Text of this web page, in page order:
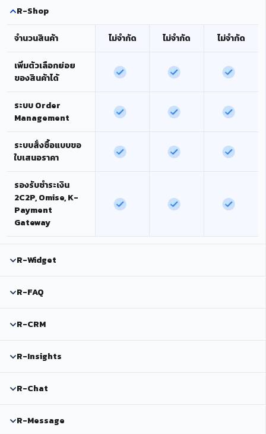
R-Shop
จำนวนสินค้า ไม่จำกัด ไม่จำกัด ไม่จำกัด
เพิ่มตัวเลือกย่อย
ของสินค้าได้
ระบบ Order
Management
ระบบสั่งซื้อแบบขอ
ใบเสนอราคา
รองรับชำระเงิน
2C2P, Omise, K-
Payment
Gateway
R-Widget
R-FAQ
R-CRM
R-Insights
R-Chat
R-Message